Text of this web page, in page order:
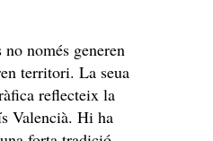
només generen
territori. La seua
reflecteix la
Valencià. Hi ha